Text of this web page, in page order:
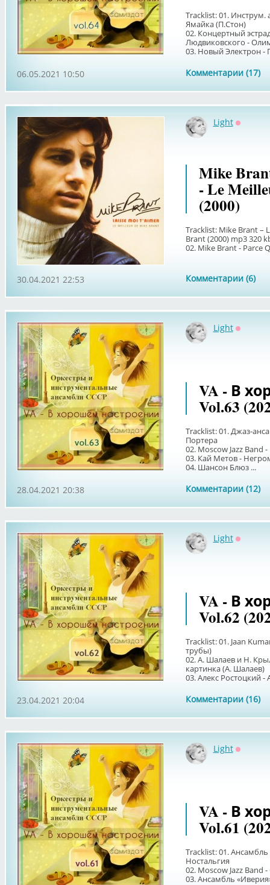
Tracklist: 01.
Ямайка (П.Стон)
02. Концертный
Людвиковского -
03. Новый Электрон -
Комментарии (17)
06.05.2021 10:50
Light
Mike
- Le
(2000)
Tracklist: Mike Brant ‎–
Brant (2000) mp3 320
02. Mike Brant - Parce
Комментарии (6)
30.04.2021 22:53
Light
VA - В
Vol.63
Tracklist: 01. Джаз-
Портера
02. Moscow Jazz Band
03. Кай Метов -
04. Шансон Блюз ...
Комментарии (12)
28.04.2021 20:38
Light
VA - В
Vol.62
Tracklist: 01. Jaan
трубы)
02. А. Шалаев и Н.
картинка (А. Шалаев)
03. Алекс Ростоцкий -
Комментарии (16)
23.04.2021 20:04
Light
VA - В
Vol.61
Tracklist: 01. Ансамбль
Ностальгия
02. Moscow Jazz Band
03. Ансамбль